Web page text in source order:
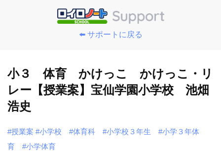
⬅️ サポートに戻る
小３ 体育 かけっこ かけっこ・リ
レー【授業案】宝仙学園小学校 池畑
浩史
#授業案 #小学校 #体育科 #小学校３年生
#小学３年体
育
#小学体育